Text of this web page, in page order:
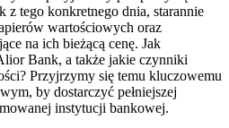
tego konkretnego dnia, starannie
wartościowych oraz
na ich bieżącą cenę. Jak
Bank, a także jakie czynniki
Przyjrzymy się temu kluczowemu
by dostarczyć pełniejszej
instytucji bankowej.